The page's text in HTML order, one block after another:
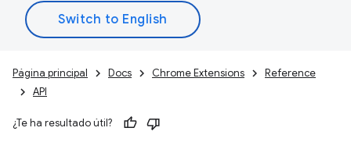
Página principal Docs Chrome Extensions
Reference
API
¿Te ha resultado útil?